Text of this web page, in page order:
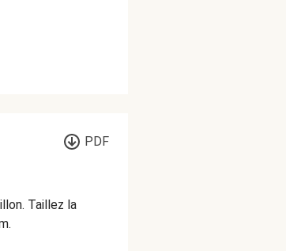
PDF
Taillez la